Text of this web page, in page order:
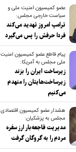
عضو کمیسیون امنیت ملی و
سیاست خارجی مجلس:
ترامپ امروز تهدید می‌کند
فردا حرفش را پس می‌گیرد
پیام قاطع عضو کمیسیون امنیت
ملی مجلس به آمریکا:
زیرساخت ایران را بزند
زیرساخت‌هایتان را منهدم
می‌کنیم
هشدار عضو کمیسیون اقتصادی
مجلس به پزشکیان:
مدیریت فاجعه‌بار ارز سفره
مردم را به گروگان گرفت